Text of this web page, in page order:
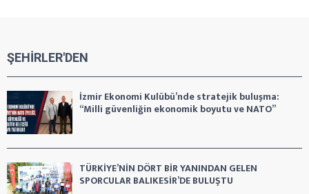
ŞEHİRLER'DEN
İzmir Ekonomi Kulübü’nde stratejik buluşma:
“Milli güvenliğin ekonomik boyutu ve NATO”
TÜRKİYE’NİN DÖRT BİR YANINDAN GELEN
SPORCULAR BALIKESİR’DE BULUŞTU